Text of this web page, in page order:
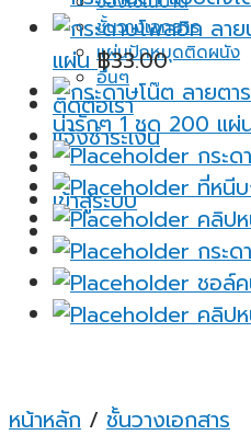
ชั้นวางเอกสาร
แผ่นปักหมุดติดผนัง
อื่นๆ
ติดต่อเรา
แจ้งชำระเงิน
เข้าสู่ระบบ
แผ่น ฿33.00
น่ารักๆ 1 ชุด 200 แผ่
กระ
ที่หนี
คลิป
กระ
ชอล์ค
คลิป
หน้าหลัก / ชั้นวางเอกสาร